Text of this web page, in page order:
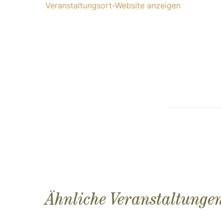
Veranstaltungsort-Website anzeigen
Ähnliche